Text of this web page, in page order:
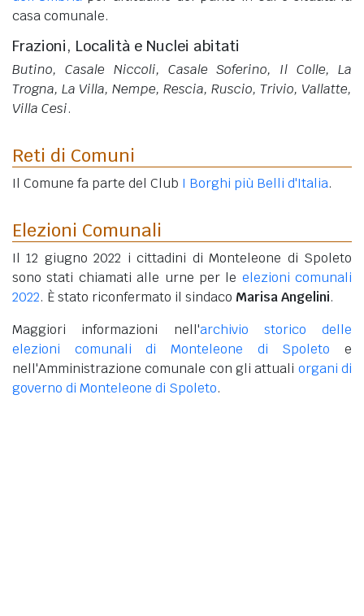
casa comunale.
Frazioni, Località e Nuclei abitati
Butino, Casale Niccoli, Casale Soferino, Il Colle, La
Trogna, La Villa, Nempe, Rescia, Ruscio, Trivio, Vallatte,
Villa Cesi.
Reti di Comuni
Il Comune fa parte del Club I Borghi più Belli d'Italia.
Elezioni Comunali
Il 12 giugno 2022 i cittadini di Monteleone di Spoleto
sono stati chiamati alle urne per le elezioni comunali
2022. È stato riconfermato il sindaco Marisa Angelini.
Maggiori informazioni nell'archivio storico delle
elezioni comunali di Monteleone di Spoleto e
nell'Amministrazione comunale con gli attuali organi di
governo di Monteleone di Spoleto.